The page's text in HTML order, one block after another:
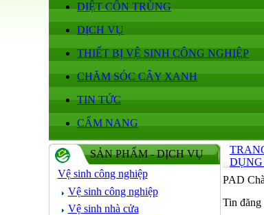
DIỆT CÔN TRÙNG
DỊCH VỤ
THIẾT BỊ VỆ SINH CÔNG NGHIỆP
CHĂM SÓC CÂY XANH
TIN TỨC
CẨM NANG
SẢN PHẨM - DỊCH VỤ
Vệ sinh công nghiệp
Vệ sinh công nghiệp
Vệ sinh nhà cửa
PAD
Tin